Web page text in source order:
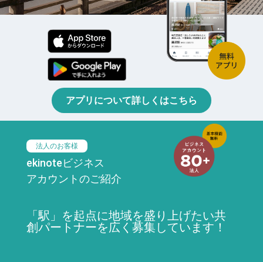
アプリについて詳しくはこちら
法人のお客様
ekinoteビジネス
アカウントのご紹介
「駅」を起点に地域を盛り上げたい共
創パートナーを広く募集しています！